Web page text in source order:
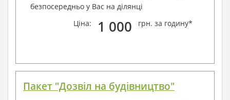
безпосередньо у Вас на ділянці
Ціна:
1 000 грн. за годину*
Пакет "Дозвіл на будівництво"